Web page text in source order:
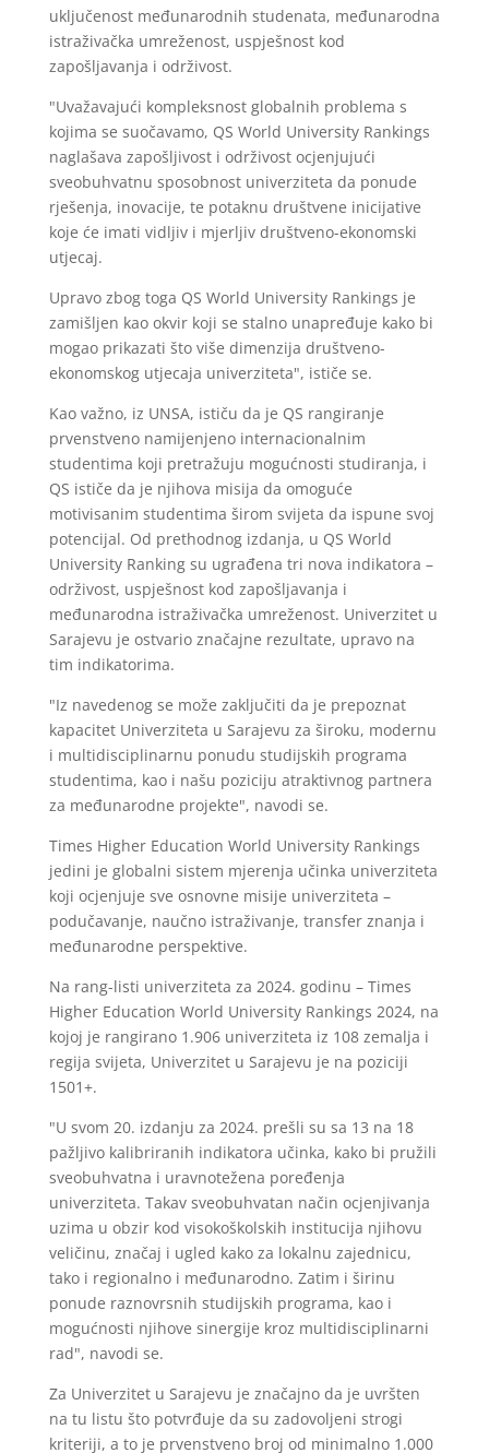
uključenost međunarodnih studenata, međunarodna
istraživačka umreženost, uspješnost kod
zapošljavanja i održivost.
"Uvažavajući kompleksnost globalnih problema s
kojima se suočavamo, QS World University Rankings
naglašava zapošljivost i održivost ocjenjujući
sveobuhvatnu sposobnost univerziteta da ponude
rješenja, inovacije, te potaknu društvene inicijative
koje će imati vidljiv i mjerljiv društveno-ekonomski
utjecaj.
Upravo zbog toga QS World University Rankings je
zamišljen kao okvir koji se stalno unapređuje kako bi
mogao prikazati što više dimenzija društveno-
ekonomskog utjecaja univerziteta", ističe se.
Kao važno, iz UNSA, ističu da je QS rangiranje
prvenstveno namijenjeno internacionalnim
studentima koji pretražuju mogućnosti studiranja, i
QS ističe da je njihova misija da omoguće
motivisanim studentima širom svijeta da ispune svoj
potencijal. Od prethodnog izdanja, u QS World
University Ranking su ugrađena tri nova indikatora –
održivost, uspješnost kod zapošljavanja i
međunarodna istraživačka umreženost. Univerzitet u
Sarajevu je ostvario značajne rezultate, upravo na
tim indikatorima.
"Iz navedenog se može zaključiti da je prepoznat
kapacitet Univerziteta u Sarajevu za široku, modernu
i multidisciplinarnu ponudu studijskih programa
studentima, kao i našu poziciju atraktivnog partnera
za međunarodne projekte", navodi se.
Times Higher Education World University Rankings
jedini je globalni sistem mjerenja učinka univerziteta
koji ocjenjuje sve osnovne misije univerziteta –
podučavanje, naučno istraživanje, transfer znanja i
međunarodne perspektive.
Na rang-listi univerziteta za 2024. godinu – Times
Higher Education World University Rankings 2024, na
kojoj je rangirano 1.906 univerziteta iz 108 zemalja i
regija svijeta, Univerzitet u Sarajevu je na poziciji
1501+.
"U svom 20. izdanju za 2024. prešli su sa 13 na 18
pažljivo kalibriranih indikatora učinka, kako bi pružili
sveobuhvatna i uravnotežena poređenja
univerziteta. Takav sveobuhvatan način ocjenjivanja
uzima u obzir kod visokoškolskih institucija njihovu
veličinu, značaj i ugled kako za lokalnu zajednicu,
tako i regionalno i međunarodno. Zatim i širinu
ponude raznovrsnih studijskih programa, kao i
mogućnosti njihove sinergije kroz multidisciplinarni
rad", navodi se.
Za Univerzitet u Sarajevu je značajno da je uvršten
na tu listu što potvrđuje da su zadovoljeni strogi
kriteriji, a to je prvenstveno broj od minimalno 1.000